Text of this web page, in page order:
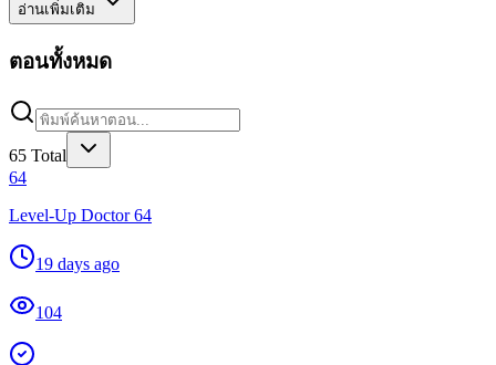
อ่านเพิ่มเติม
ตอนทั้งหมด
65 Total
64
Level-Up Doctor 64
19 days ago
104